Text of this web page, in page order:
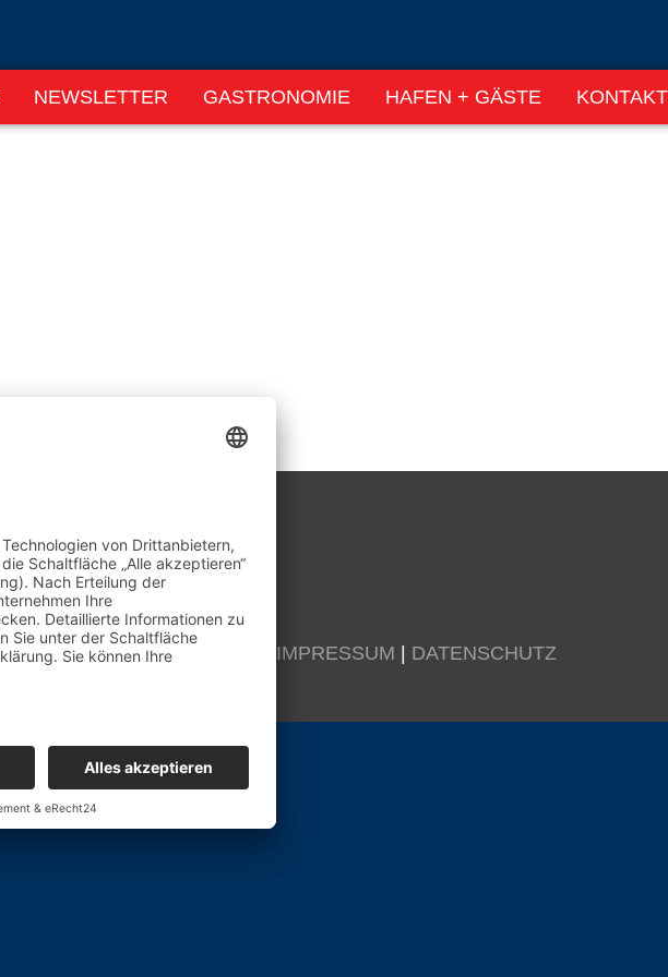
NEWSLETTER GASTRONOMIE HAFEN + GÄSTE KONTAKT
KONTAKT IMPRESSUM DATENSCHUTZ